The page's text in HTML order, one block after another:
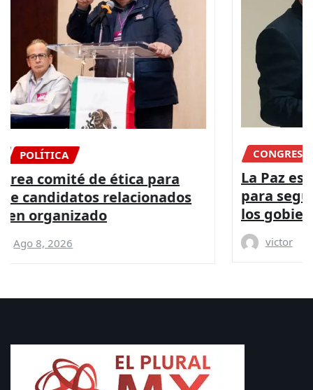
CONGRESO NACIONAL
La Paz es posible con más presupuesto
para seguridad y coordinación entre
los gobiernos: PRI
victor